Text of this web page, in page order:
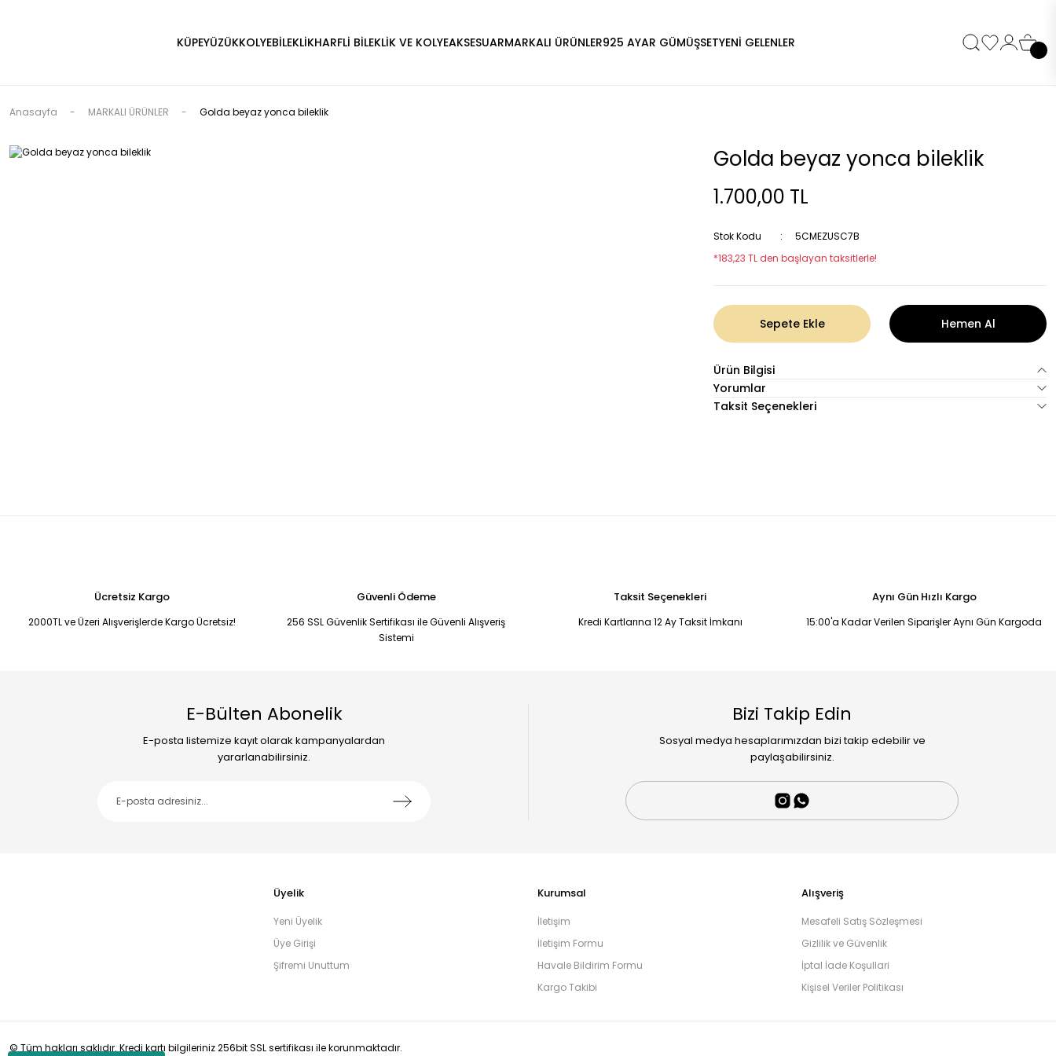
KÜPEYÜZÜKKOLYEBİLEKLİKHARFLİ BİLEKLİK VE KOLYEAKSESUARMARKALI ÜRÜNLER925 AYAR GÜMÜŞSETYENİ GELENLER
Anasayfa MARKALI ÜRÜNLER Golda beyaz yonca bileklik
Golda beyaz yonca bileklik
1.700,00 TL
Stok Kodu
5CMEZUSC7B
*183,23 TL den başlayan taksitlerle!
Sepete Ekle Hemen Al
Ürün Bilgisi
Yorumlar
Taksit Seçenekleri
Ücretsiz Kargo
2000TL ve Üzeri Alışverişlerde Kargo Ücretsiz!
Güvenli Ödeme
256 SSL Güvenlik Sertifikası ile Güvenli Alışveriş
Sistemi
Taksit Seçenekleri
Kredi Kartlarına 12 Ay Taksit İmkanı
Aynı Gün Hızlı Kargo
15:00'a Kadar Verilen Siparişler Aynı Gün Kargoda
E-Bülten Abonelik
E-posta listemize kayıt olarak kampanyalardan
yararlanabilirsiniz.
Bizi Takip Edin
Sosyal medya hesaplarımızdan bizi takip edebilir ve
paylaşabilirsiniz.
Üyelik
Yeni Üyelik
Üye Girişi
Şifremi Unuttum
Kurumsal
İletişim
İletişim Formu
Havale Bildirim Formu
Kargo Takibi
Alışveriş
Mesafeli Satış Sözleşmesi
Gizlilik ve Güvenlik
İptal İade Koşullari
Kişisel Veriler Politikası
© Tüm hakları saklıdır. Kredi kartı bilgileriniz 256bit SSL sertifikası ile korunmaktadır.